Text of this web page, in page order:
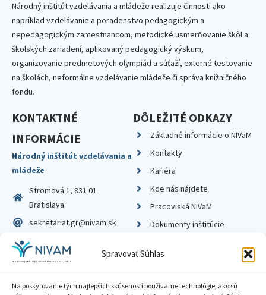
Spravovať Súhlas
Na poskytovanie tých najlepších skúseností používame technológie, ako sú
Národný inštitút vzdelávania a mládeže realizuje činnosti ako
napríklad vzdelávanie a poradenstvo pedagogickým a
nepedagogickým zamestnancom, metodické usmerňovanie škôl a
školských zariadení, aplikovaný pedagogický výskum,
organizovanie predmetových olympiád a súťaží, externé testovanie
na školách, neformálne vzdelávanie mládeže či správa knižničného
fondu.
KONTAKTNÉ
INFORMÁCIE
Národný inštitút vzdelávania a
mládeže
Stromová 1, 831 01
Bratislava
sekretariat.gr@nivam.sk
IČO: 00164348
DIČ: 2020798714
DÔLEŽITÉ ODKAZY
Základné informácie o NIVaM
Kontakty
Kariéra
Kde nás nájdete
Pracoviská NIVaM
Dokumenty inštitúcie